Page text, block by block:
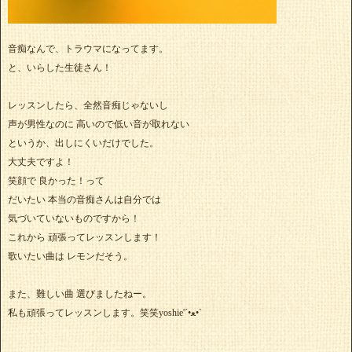
音痴なんで、トラウマになってます。
と、いらした生徒さん！
レッスンしたら、全然音痴じゃないし
声が男性なのに 高いので低い音が取れない
というか、出しにくいだけでした。
大丈夫ですよ！
笑顔で 良かった！って
だいたい 本当の音痴さんは自分では
気づいていないものですから！
これから 頑張ってレッスンします！
歌いたい曲は レモンだそう。
また、難しい曲 選びましたねー。
私も頑張ってレッスンします。笑笑yoshie'‎´•ﻌ•`